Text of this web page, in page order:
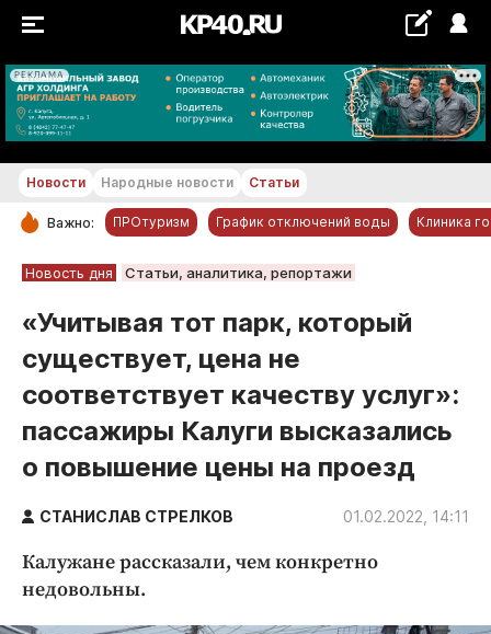
РЕКЛАМА
+23...+24 °С
РУБРИКИ
Статьи
Народные новости
Авто и транспорт
Благоустройство
Криминал
Недвижимость и ЖКХ
Образование
Новости Народные новости Статьи
Важно: ПРОтуризм График отключений воды Клиника
Новость дня Статьи, аналитика, репортажи
«Учитывая тот парк, который
существует, цена не
соответствует качеству услуг»:
пассажиры Калуги высказались
о повышение цены на проезд
СТАНИСЛАВ СТРЕЛКОВ 01.02.2022, 14:11
Калужане рассказали, чем конкретно
недовольны.